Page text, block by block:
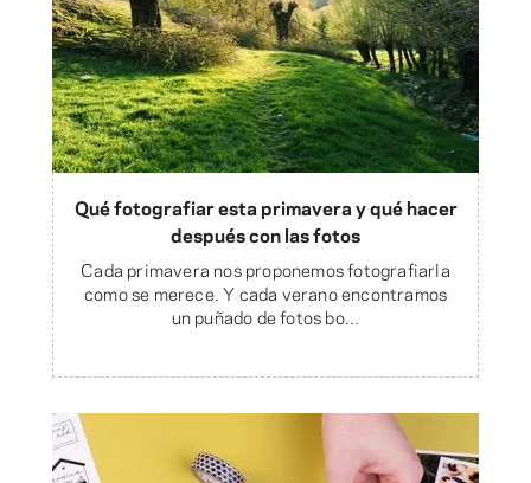
Qué fotografiar esta primavera y qué hacer
después con las fotos
Cada primavera nos proponemos fotografiarla
como se merece. Y cada verano encontramos
un puñado de fotos bo...